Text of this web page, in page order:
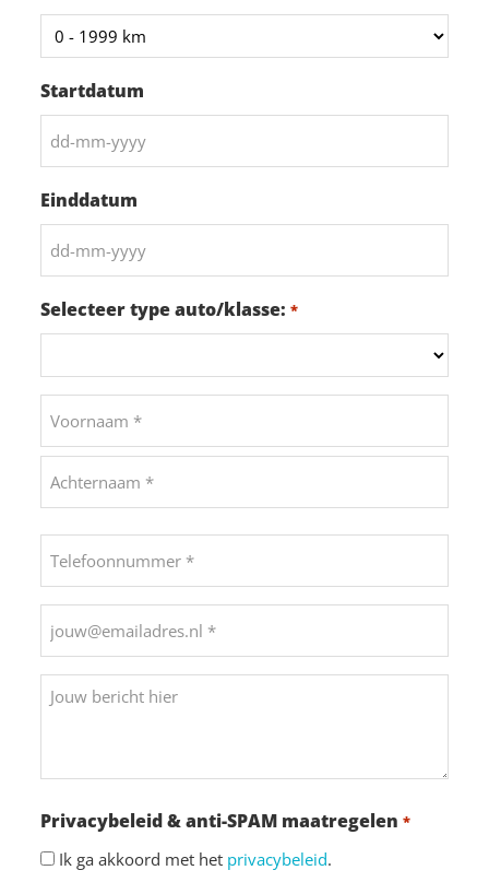
Startdatum
DD
MM
dash
JJJJ
Einddatum
DD
MM
JJJJ
Selecteer type auto/klasse: *
Telefoonnummer
*
mailadres
*Bericht
Privacybeleid & anti-SPAM maatregelen *
Ik ga akkoord met het privacybeleid.